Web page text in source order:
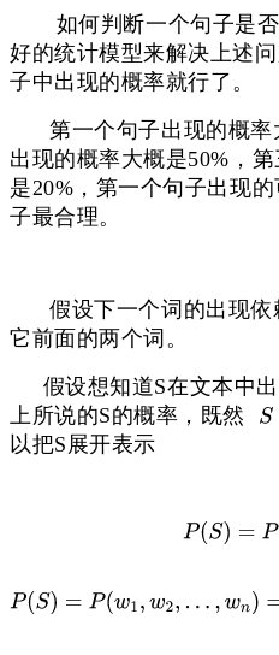
如何判断一个句子是否
好的统计模型来解决上述
子中出现的概率就行了。
第一个句子出现的概率
出现的概率大概是50%，
是20%，第一个句子出现
子最合理。
假设下一个词的出现依
它前面的两个词。
假设想知道S在文本中出
上所说的S的概率，既然
以把S展开表示